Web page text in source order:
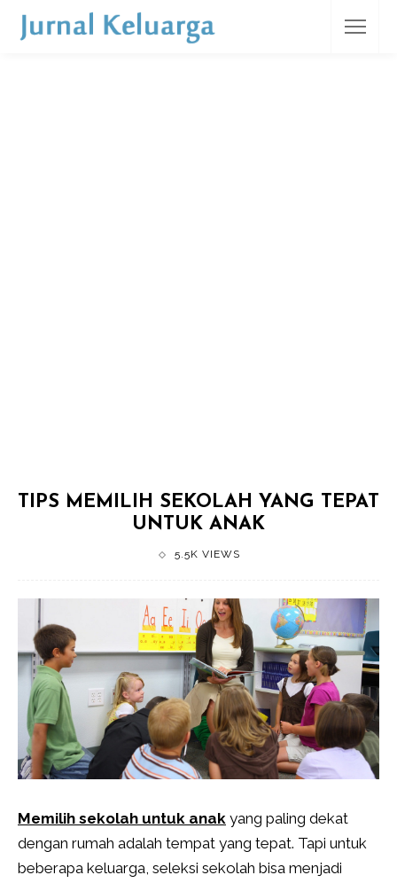
TIPS MEMILIH SEKOLAH YANG TEPAT
UNTUK ANAK
5.5K VIEWS
Memilih sekolah untuk anak yang paling dekat
dengan rumah adalah tempat yang tepat. Tapi untuk
beberapa keluarga, seleksi sekolah bisa menjadi